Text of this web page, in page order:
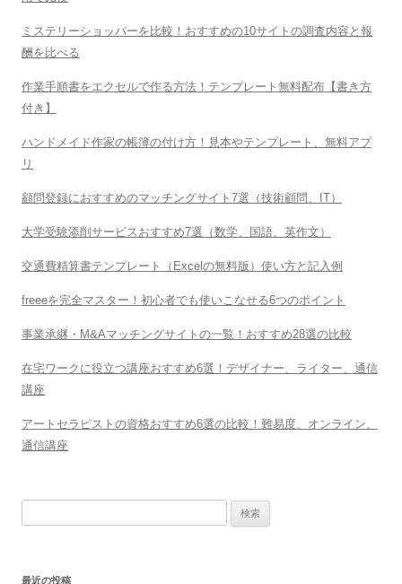
ミステリーショッパーを比較！おすすめの10サイトの調査内容と報
酬を比べる
作業手順書をエクセルで作る方法！テンプレート無料配布【書き方
付き】
ハンドメイド作家の帳簿の付け方！見本やテンプレート、無料アプ
リ
顧問登録におすすめのマッチングサイト7選（技術顧問、IT）
大学受験添削サービスおすすめ7選（数学、国語、英作文）
交通費精算書テンプレート（Excelの無料版）使い方と記入例
freeeを完全マスター！初心者でも使いこなせる6つのポイント
事業承継・M&Aマッチングサイトの一覧！おすすめ28選の比較
在宅ワークに役立つ講座おすすめ6選！デザイナー、ライター、通信
講座
アートセラピストの資格おすすめ6選の比較！難易度、オンライン、
通信講座
最近の投稿